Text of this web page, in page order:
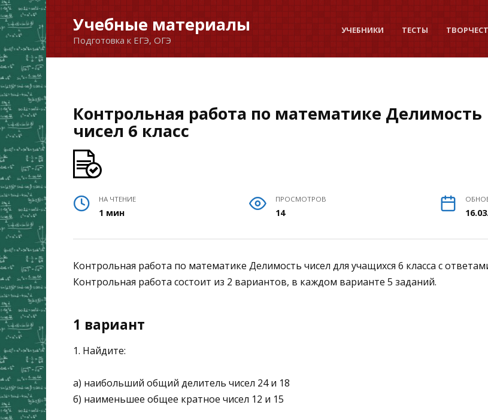
Перейти
к
содержанию
Учебные материалы
Подготовка к ЕГЭ, ОГЭ
УЧЕБНИКИ ТЕСТЫ
Контрольная работа по математике Делимость
чисел 6 класс
НА ЧТЕНИЕ
1 мин
ПРОСМОТРОВ
14
Контрольная работа по математике Делимость чисел для учащихся 6 класса с
Контрольная работа состоит из 2 вариантов, в каждом варианте 5 заданий.
1 вариант
1. Найдите:
а) наибольший общий делитель чисел 24 и 18
б) наименьшее общее кратное чисел 12 и 15